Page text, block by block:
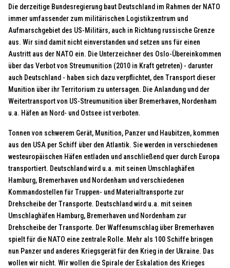
Die derzeitige Bundesregierung baut Deutschland im Rahmen der NATO
immer umfassender zum militärischen Logistikzentrum und
Aufmarschgebiet des US-Militärs, auch in Richtung russische Grenze
aus. Wir sind damit nicht einverstanden und setzen uns für einen
Austritt aus der NATO ein. Die Unterzeichner des Oslo-Übereinkommen
über das Verbot von Streumunition (2010 in Kraft getreten) - darunter
auch Deutschland - haben sich dazu verpflichtet, den Transport dieser
Munition über ihr Territorium zu untersagen. Die Anlandung und der
Weitertransport von US-Streumunition über Bremerhaven, Nordenham
u.a. Häfen an Nord- und Ostsee ist verboten.
Tonnen von schwerem Gerät, Munition, Panzer und Haubitzen, kommen
aus den USA per Schiff über den Atlantik. Sie werden in verschiedenen
westeuropäischen Häfen entladen und anschließend quer durch Europa
transportiert. Deutschland wird u.a. mit seinen Umschlaghäfen
Hamburg, Bremerhaven und Nordenham und verschiedenen
Kommandostellen für Truppen- und Materialtransporte zur
Drehscheibe der Transporte. Deutschland wird u.a. mit seinen
Umschlaghäfen Hamburg, Bremerhaven und Nordenham zur
Drehscheibe der Transporte. Der Waffenumschlag über Bremerhaven
spielt für die NATO eine zentrale Rolle. Mehr als 100 Schiffe bringen
nun Panzer und anderes Kriegsgerät für den Krieg in der Ukraine. Das
wollen wir nicht. Wir wollen die Spirale der Eskalation des Krieges